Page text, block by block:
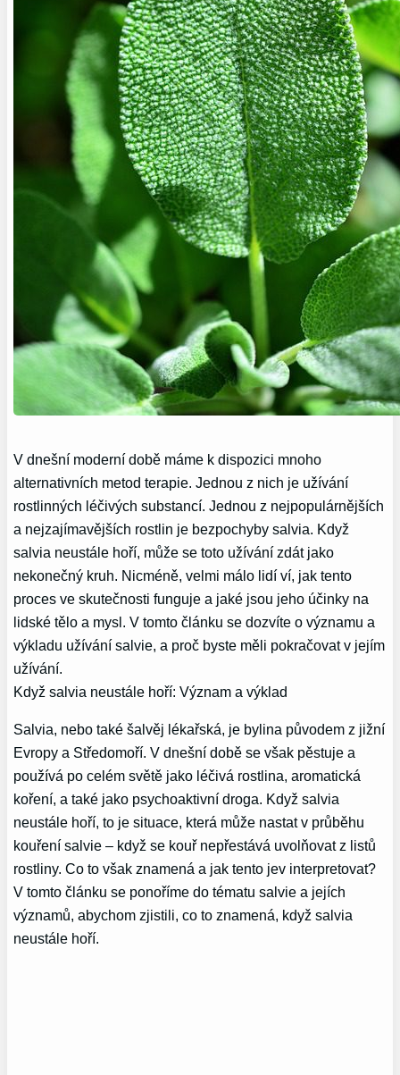
V dnešní moderní době máme k dispozici mnoho
alternativních metod terapie. Jednou z nich je užívání
rostlinných léčivých substancí. Jednou z nejpopulárnějších
a nejzajímavějších rostlin je bezpochyby salvia. Když
salvia neustále hoří, může se toto užívání zdát jako
nekonečný kruh. Nicméně, velmi málo lidí ví, jak tento
proces ve skutečnosti funguje a jaké jsou jeho účinky na
lidské tělo a mysl. V tomto článku se dozvíte o významu a
výkladu užívání salvie, a proč byste měli pokračovat v jejím
užívání.
Když salvia neustále hoří: Význam a výklad
Salvia, nebo také šalvěj lékařská, je bylina původem z jižní
Evropy a Středomoří. V dnešní době se však pěstuje a
používá po celém světě jako léčivá rostlina, aromatická
koření, a také jako psychoaktivní droga. Když salvia
neustále hoří, to je situace, která může nastat v průběhu
kouření salvie – když se kouř nepřestává uvolňovat z listů
rostliny. Co to však znamená a jak tento jev interpretovat?
V tomto článku se ponoříme do tématu salvie a jejích
významů, abychom zjistili, co to znamená, když salvia
neustále hoří.